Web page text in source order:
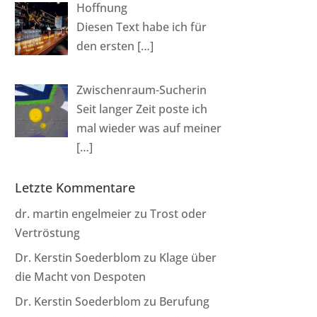
Hoffnung
Diesen Text habe ich für
den ersten […]
Zwischenraum-Sucherin
Seit langer Zeit poste ich
mal wieder was auf meiner
[…]
Letzte Kommentare
dr. martin engelmeierzuTrost oder
Vertröstung
Dr. Kerstin Soederblom zu Klage über
die Macht von Despoten
Dr. Kerstin Soederblom zu Berufung